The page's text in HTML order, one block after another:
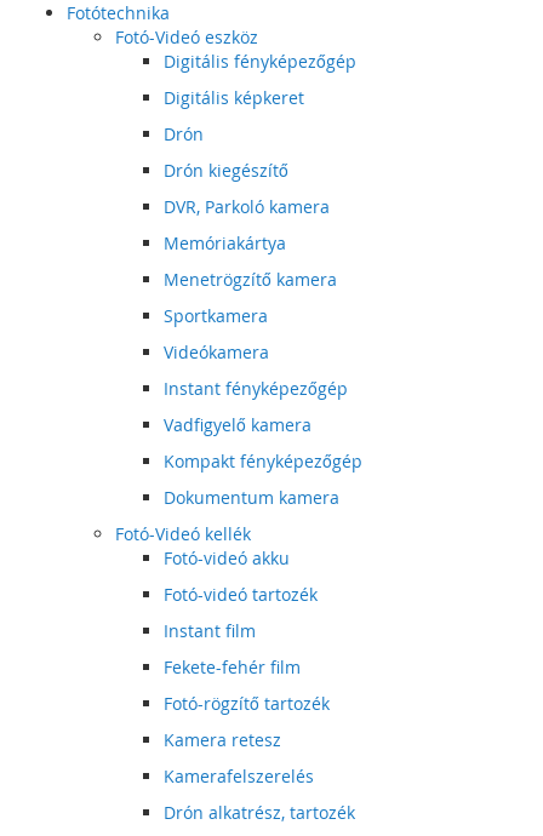
Fotótechnika
Fotó-Videó eszköz
Digitális fényképezőgép
Digitális képkeret
Drón
Drón kiegészítő
DVR, Parkoló kamera
Memóriakártya
Menetrögzítő kamera
Sportkamera
Videókamera
Instant fényképezőgép
Vadfigyelő kamera
Kompakt fényképezőgép
Dokumentum kamera
Fotó-Videó kellék
Fotó-videó akku
Fotó-videó tartozék
Instant film
Fekete-fehér film
Fotó-rögzítő tartozék
Kamera retesz
Kamerafelszerelés
Drón alkatrész, tartozék